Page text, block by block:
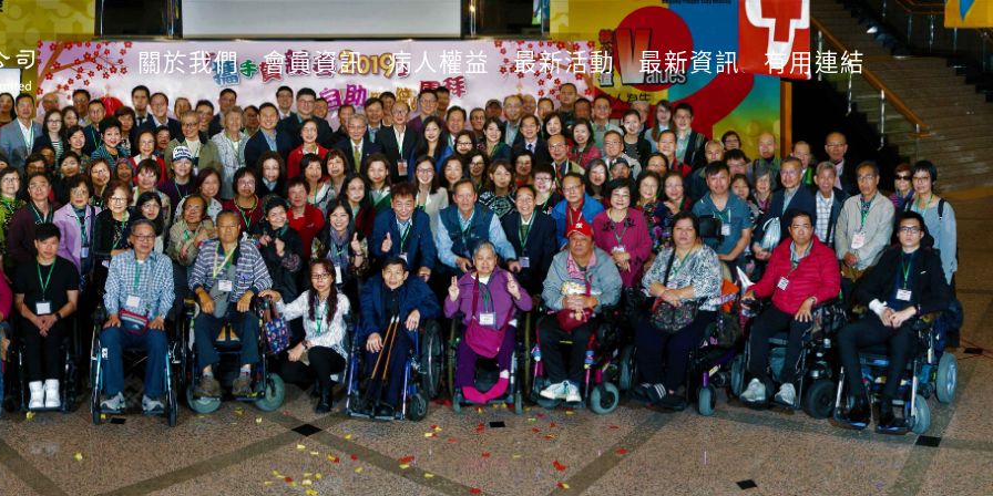
關於我們 會員資訊 病人權益 最新活動 最新資訊 有用連結